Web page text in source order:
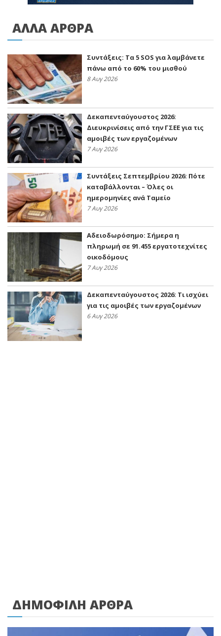
ΑΛΛΑ ΑΡΘΡΑ
Συντάξεις: Τα 5 SOS για λαμβάνετε
πάνω από το 60% του μισθού
8 Αυγ 2026
Δεκαπενταύγουστος 2026:
Διευκρινίσεις από την ΓΣΕΕ για τις
αμοιβές των εργαζομένων
7 Αυγ 2026
Συντάξεις Σεπτεμβρίου 2026: Πότε
καταβάλλονται – Όλες οι
ημερομηνίες ανά Ταμείο
7 Αυγ 2026
Αδειοδωρόσημο: Σήμερα η
πληρωμή σε 91.455 εργατοτεχνίτες
οικοδόμους
7 Αυγ 2026
Δεκαπενταύγουστος 2026: Τι ισχύει
για τις αμοιβές των εργαζομένων
6 Αυγ 2026
ΔΗΜΟΦΙΛΗ ΑΡΘΡΑ